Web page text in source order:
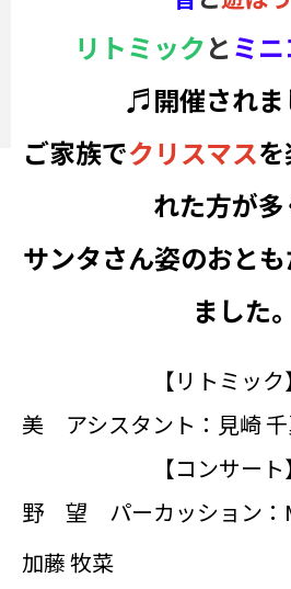
リトミックとミ
♬開催され
ご家族でクリスマス
れた方が多
サンタさん姿のおと
ました。
【リトミック】講
美 アシスタント：見崎
【コンサート】ソ
野 望 パーカッション：
加藤 牧菜